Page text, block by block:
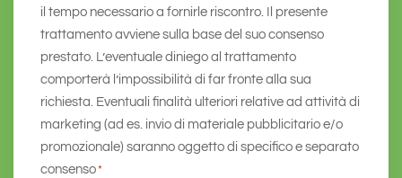
il tempo necessario a fornirle riscontro. Il presente
trattamento avviene sulla base del suo consenso
prestato. L’eventuale diniego al trattamento
comporterà l’impossibilità di far fronte alla sua
richiesta. Eventuali finalità ulteriori relative ad attività di
marketing (ad es. invio di materiale pubblicitario e/o
promozionale) saranno oggetto di specifico e separato
consenso*